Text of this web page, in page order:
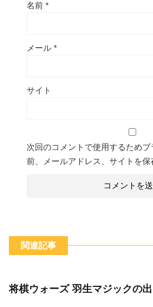
名前 *
メール *
サイト
次回のコメントで使用するため
前、メールアドレス、サイトを保
関連記事
将棋ウォーズ 羽生マジックの